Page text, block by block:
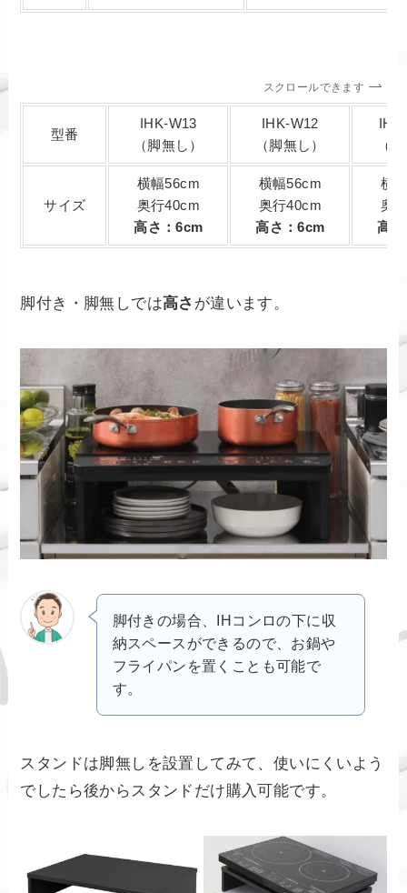
スクロールできます
型番
IHK-W13
（脚無し）
IHK-W12
（脚無し）
（
サイズ
横幅56cm
奥行40cm
高さ：6cm
横幅56cm
奥行40cm
高さ：6cm
横
奥
高
脚付き・脚無しでは高さ が違います。
脚付きの場合、IHコンロの下に収
納スペースができるので、お鍋や
フライパンを置くことも可能で
す。
スタンドは脚無しを設置してみて、使いにくいよう
でしたら後からスタンドだけ購入可能です。